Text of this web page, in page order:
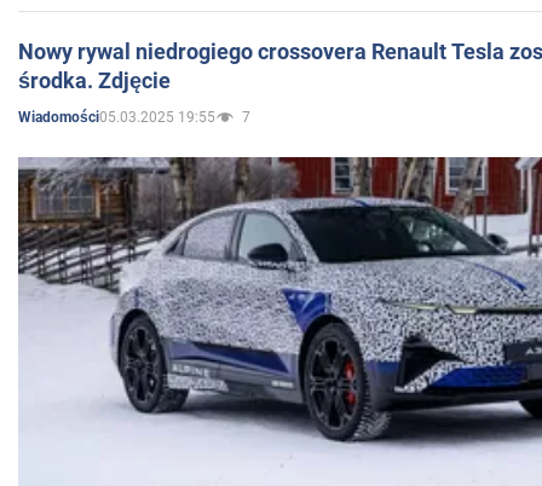
Nowy rywal niedrogiego crossovera Renault Tesla
środka. Zdjęcie
Wiadomości05.03.2025 19:55 7